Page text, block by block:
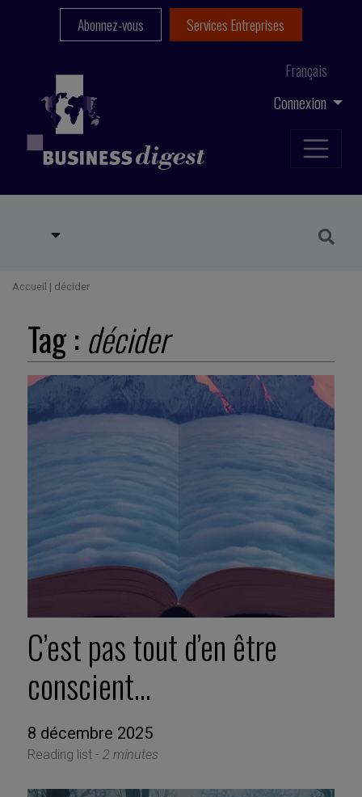
Connexion
Français
Abonnez-vous Services Entreprises
Accueil | décider
Tag : décider
C’est pas tout d’en être
conscient…
8 décembre 2025
Reading list - 2 minutes